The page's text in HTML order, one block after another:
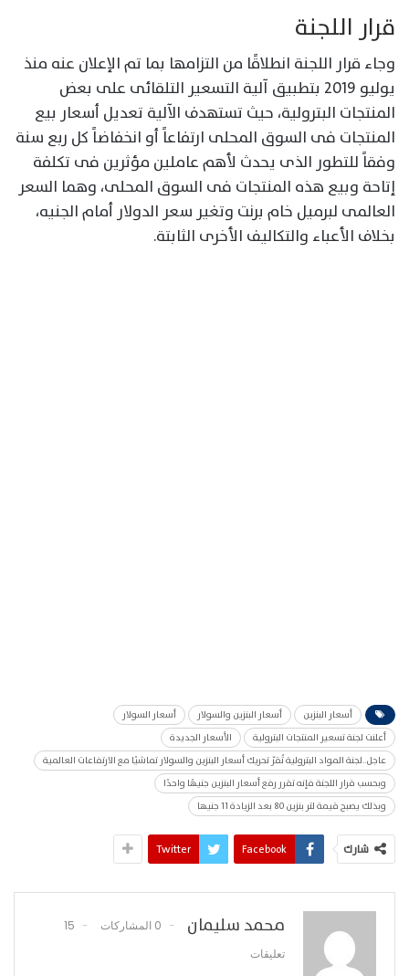
قرار اللجنة
وجاء قرار اللجنة انطلاقًا من التزامها بما تم الإعلان عنه منذ
يوليو 2019 بتطبيق آلية التسعير التلقائى على بعض
المنتجات البترولية، حيث تستهدف الآلية تعديل أسعار بيع
المنتجات فى السوق المحلى ارتفاعاً أو انخفاضاً كل ربع سنة
وفقاً للتطور الذى يحدث لأهم عاملين مؤثرين فى تكلفة
إتاحة وبيع هذه المنتجات فى السوق المحلى، وهما السعر
العالمى لبرميل خام برنت وتغير سعر الدولار أمام الجنيه،
بخلاف الأعباء والتكاليف الأخرى الثابتة.
أسعار البنزين أسعار البنزين والسولار
أسعار السولار
أعلنت لجنة تسعير المنتجات البترولية
الأسعار الجديدة
عاجل..لجنة المواد البترولية تُقرّ تحريك أسعار البنزين والسولار تماشيًا مع الارتفاعات العالمية
وبحسب قرار اللجنة فإنه تقرر رفع أسعار البنزين جنيهًا واحدًا
وبذلك يصبح قيمة لتر بنزين 80 بعد الزيادة 11 جنيها
شارك Facebook
Twitter
محمد سليمان 0 المشاركات
15
تعليقات